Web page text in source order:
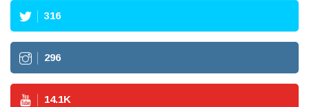
316
296
14.1K